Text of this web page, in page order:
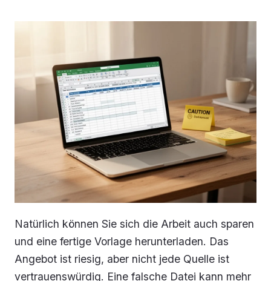
Natürlich können Sie sich die Arbeit auch sparen
und eine fertige Vorlage herunterladen. Das
Angebot ist riesig, aber nicht jede Quelle ist
vertrauenswürdig. Eine falsche Datei kann mehr